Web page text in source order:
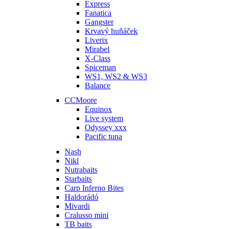
Express
Fanatica
Gangster
Krvavý huňáček
Liverix
Mirabel
X-Class
Spiceman
WS1, WS2 & WS3
Balance
CCMoore
Equinox
Live system
Odyssey xxx
Pacific tuna
Nash
Nikl
Nutrabaits
Starbaits
Carp Inferno Bites
Haldorádó
Mivardi
Cralusso mini
TB baits